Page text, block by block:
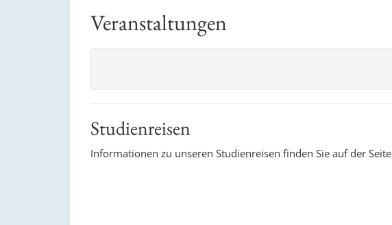
Veranstaltungen
Studienreisen
Informationen zu unseren Studienreisen finden Sie auf der Seite